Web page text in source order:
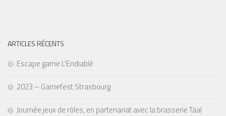
ARTICLES RÉCENTS
Escape game L’Endiablé
2023 – Gamefest Strasbourg
Journée jeux de rôles, en partenariat avec la brasserie Taal